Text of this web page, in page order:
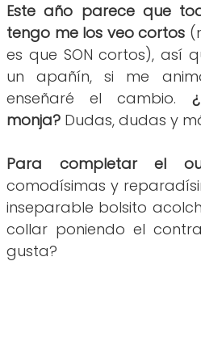
Este año parece que
tengo me los veo cortos
es que SON cortos), así
un apañín, si me
enseñaré el cambio.
monja? Dudas, dudas y
Para completar el
comodísimas y
inseparable bolsito
collar poniendo el
gusta?